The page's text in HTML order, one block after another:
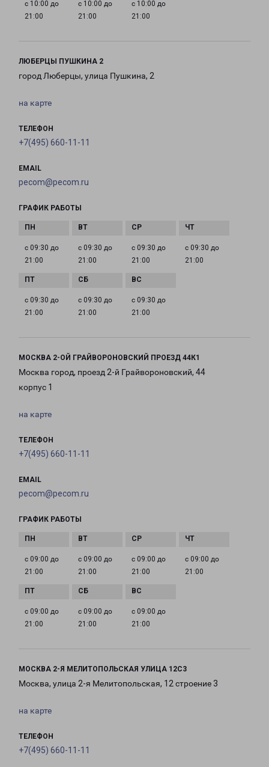
с 10:00 до
21:00
с 10:00 до
21:00
с 10:00 до
21:00
ЛЮБЕРЦЫ ПУШКИНА 2
город Люберцы, улица Пушкина, 2
на карте
ТЕЛЕФОН
+7(495) 660-11-11
EMAIL
pecom@pecom.ru
ГРАФИК РАБОТЫ
с 09:30 до
21:00
с 09:30 до
21:00
с 09:30 до
21:00
с 09:30 до
21:00
с 09:30 до
21:00
с 09:30 до
21:00
с 09:30 до
21:00
МОСКВА 2-ОЙ ГРАЙВОРОНОВСКИЙ ПРОЕЗД 44К1
Москва город, проезд 2-й Грайвороновский, 44
корпус 1
на карте
ТЕЛЕФОН
+7(495) 660-11-11
EMAIL
pecom@pecom.ru
ГРАФИК РАБОТЫ
с 09:00 до
21:00
с 09:00 до
21:00
с 09:00 до
21:00
с 09:00 до
21:00
с 09:00 до
21:00
с 09:00 до
21:00
с 09:00 до
21:00
МОСКВА 2-Я МЕЛИТОПОЛЬСКАЯ УЛИЦА 12С3
Москва, улица 2-я Мелитопольская, 12 строение 3
на карте
ТЕЛЕФОН
+7(495) 660-11-11